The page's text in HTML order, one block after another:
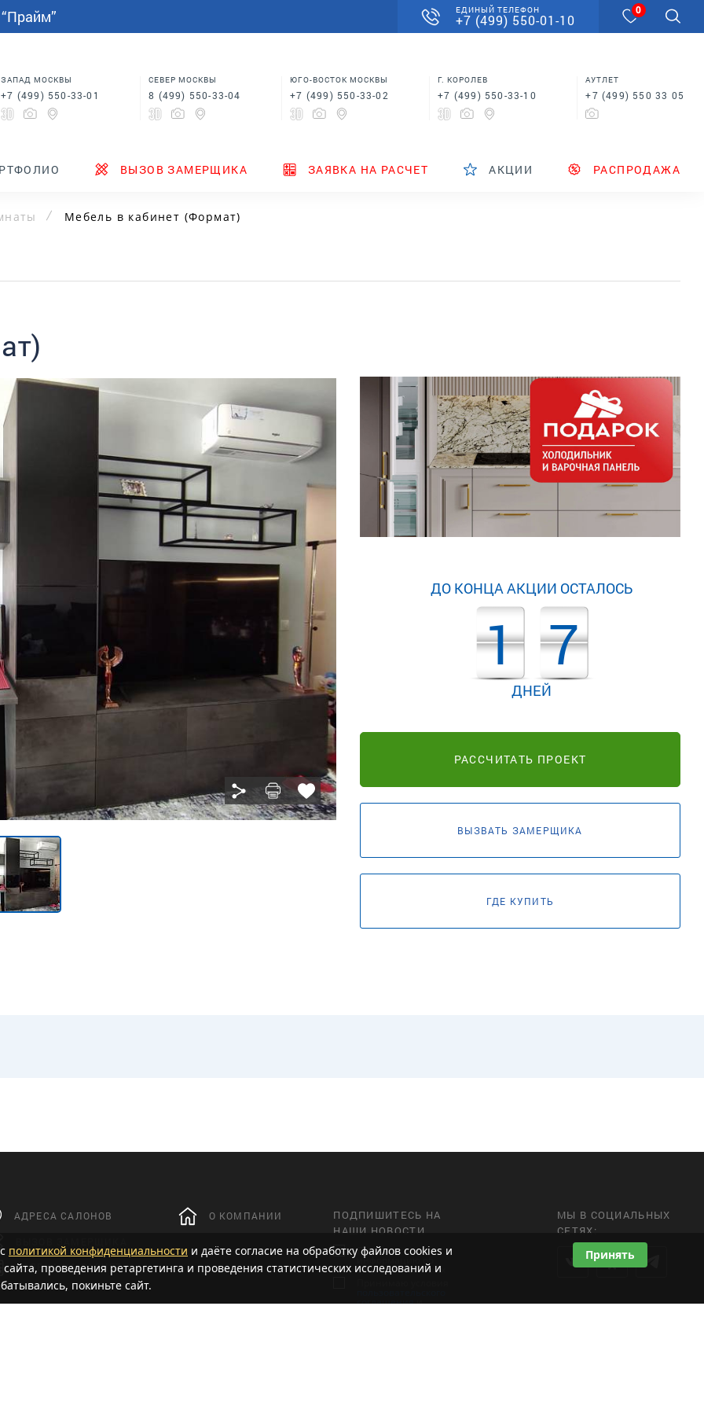
ЕДИНЫЙ ТЕЛЕФОН
+7 (499) 550-01-10
0
ЗАПАД МОСКВЫ
+7 (499) 550-33-01
СЕВЕР МОСКВЫ
8 (499) 550-33-04
ЮГО-ВОСТОК МОСКВЫ
+7 (499) 550-33-02
Г. КОРОЛЕВ
+7 (499) 550-33-10
АУТЛЕТ
+7 (499) 550 33 05
ВЫЗОВ ЗАМЕРЩИКА ЗАЯВКА НА РАСЧЕТ АКЦИИ РАСПРОДАЖА
Шкафы купе в спальню
ТЕНДЕРЫ НОВИНКИ
Кровати для спальни
Столы
Мебель в кабинет (Формат)
ДО КОНЦА АКЦИИ ОСТАЛОСЬ
1 7
ДНЕЙ
РАССЧИТАТЬ ПРОЕКТ
ВЫЗВАТЬ ЗАМЕРЩИКА
ГДЕ КУПИТЬ
АДРЕСА САЛОНОВ
ЗАЯВКА НА РАСЧЕТ
О КОМПАНИИ
ПОДПИШИТЕСЬ НА
НАШИ НОВОСТИ
Получать
информацию об
акциях и новинках
соглашенияи
МЫ В СОЦИАЛЬНЫХ
СЕТЯХ:
политикой конфиденциальности и даёте согласие на обработку файлов cookies и
проведения ретаргетинга и проведения статистических исследований и
покиньте сайт.
Принять